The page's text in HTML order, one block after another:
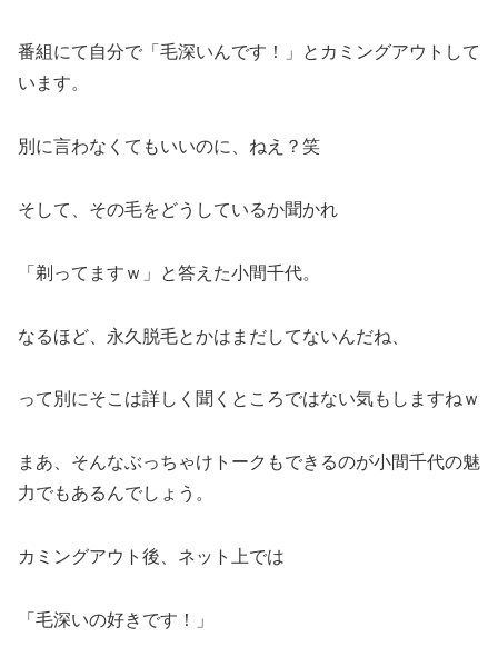
番組にて自分で「毛深いんです！」とカミングアウトして
います。
別に言わなくてもいいのに、ねえ？笑
そして、その毛をどうしているか聞かれ
「剃ってますｗ」と答えた小間千代。
なるほど、永久脱毛とかはまだしてないんだね、
って別にそこは詳しく聞くところではない気もしますねｗ
まあ、そんなぶっちゃけトークもできるのが小間千代の魅
力でもあるんでしょう。
カミングアウト後、ネット上では
「毛深いの好きです！」